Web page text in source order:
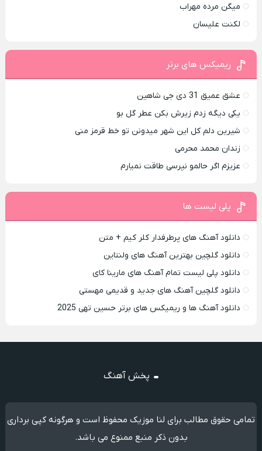
میگن مرده مهراب
لکنت علیسان
ریمیکس های برتر
عشق عمیق 31 دی جی شاهین
یکی دیگه زدم زیرش بکن عطر گل بو
شیرین دلم کل این شهر میدونن تو خط قرمز منی
زندان محمد محرمی
عزیزم اگر حالمو نپرسی طاقت نمیارم
پلی لیست ها
دانلود آهنگ های پرطرفدار کلر کیم + متن
دانلود گلچین بهترین آهنگ های ولنتاین
دانلود پلی لیست تمام آهنگ های مارینا کای
دانلود گلچین آهنگ های جدید و قدیمی مهستی
دانلود آهنگ ها و ریمیکس های برتر حسین تهی 2025
پخش آهنگ
تمامی حقوق مطالب برای لنا موزیک محفوظ است و هرگونه کپی برداری
بدون ذکر منبع ممنوع می باشد.